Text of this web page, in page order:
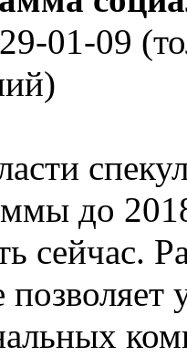
01-09
до
сейчас.
позволяет